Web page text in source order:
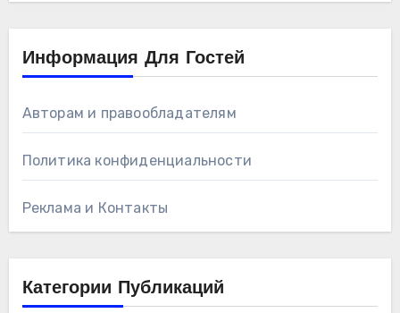
Информация Для Гостей
Авторам и правообладателям
Политика конфиденциальности
Реклама и Контакты
Категории Публикаций